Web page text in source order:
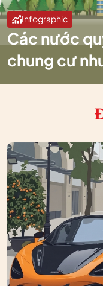
Infographic
Các nước
chung cư